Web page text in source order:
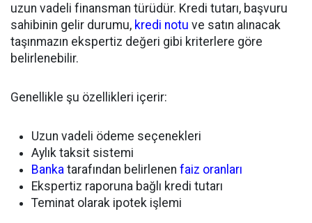
uzun vadeli finansman türüdür. Kredi tutarı, başvuru
sahibinin gelir durumu, kredi notu ve satın alınacak
taşınmazın ekspertiz değeri gibi kriterlere göre
belirlenebilir.
Genellikle şu özellikleri içerir:
Uzun vadeli ödeme seçenekleri
Aylık taksit sistemi
Banka tarafından belirlenen faiz oranları
Ekspertiz raporuna bağlı kredi tutarı
Teminat olarak ipotek işlemi